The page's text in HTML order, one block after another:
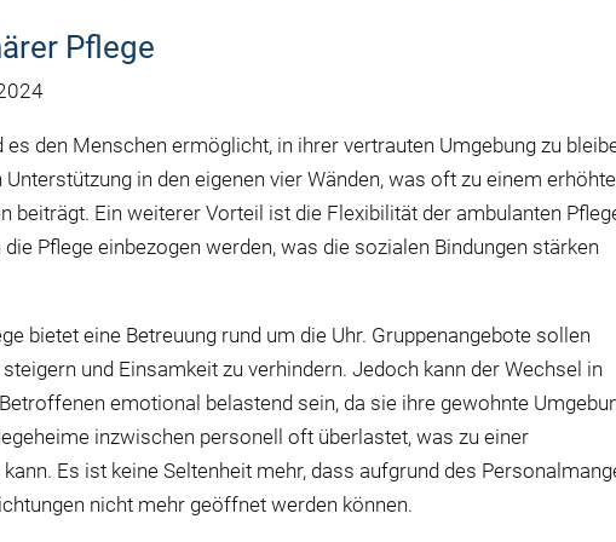
Pflege
den Menschen ermöglicht, in ihrer vertrauten Umgebung zu
in den eigenen vier Wänden, was oft zu einem
beiträgt. Ein weiterer Vorteil ist die Flexibilität der ambulanten
Pflege einbezogen werden, was die sozialen Bindungen stärken
bietet eine Betreuung rund um die Uhr. Gruppenangebote sollen
und Einsamkeit zu verhindern. Jedoch kann der Wechsel in
emotional belastend sein, da sie ihre gewohnte
inzwischen personell oft überlastet, was zu einer
Es ist keine Seltenheit mehr, dass aufgrund des
nicht mehr geöffnet werden können.